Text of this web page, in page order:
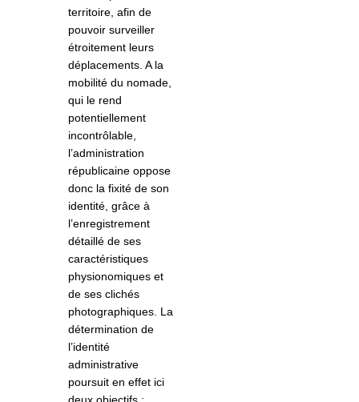
territoire, afin de
pouvoir surveiller
étroitement leurs
déplacements. A la
mobilité du nomade,
qui le rend
potentiellement
incontrôlable,
l’administration
républicaine oppose
donc la fixité de son
identité, grâce à
l’enregistrement
détaillé de ses
caractéristiques
physionomiques et
de ses clichés
photographiques. La
détermination de
l’identité
administrative
poursuit en effet ici